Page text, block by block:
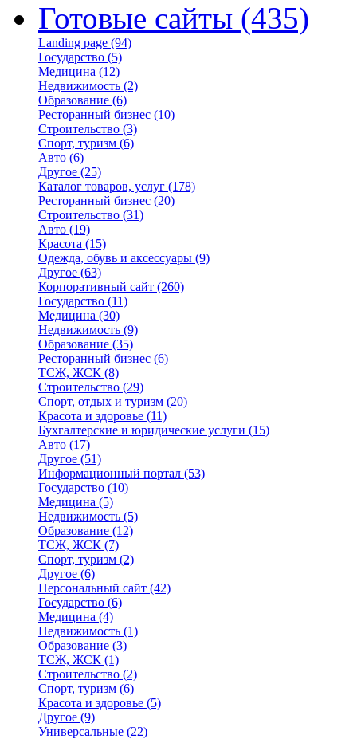
Готовые сайты (435)
Landing page (94)
Государство (5)
Медицина (12)
Недвижимость (2)
Образование (6)
Ресторанный бизнес (10)
Строительство (3)
Спорт, туризм (6)
Авто (6)
Другое (25)
Каталог товаров, услуг (178)
Ресторанный бизнес (20)
Строительство (31)
Авто (19)
Красота (15)
Одежда, обувь и аксессуары (9)
Другое (63)
Корпоративный сайт (260)
Государство (11)
Медицина (30)
Недвижимость (9)
Образование (35)
Ресторанный бизнес (6)
ТСЖ, ЖСК (8)
Строительство (29)
Спорт, отдых и туризм (20)
Красота и здоровье (11)
Бухгалтерские и юридические услуги (15)
Авто (17)
Другое (51)
Информационный портал (53)
Государство (10)
Медицина (5)
Недвижимость (5)
Образование (12)
ТСЖ, ЖСК (7)
Спорт, туризм (2)
Другое (6)
Персональный сайт (42)
Государство (6)
Медицина (4)
Недвижимость (1)
Образование (3)
ТСЖ, ЖСК (1)
Строительство (2)
Спорт, туризм (6)
Красота и здоровье (5)
Другое (9)
Универсальные (22)